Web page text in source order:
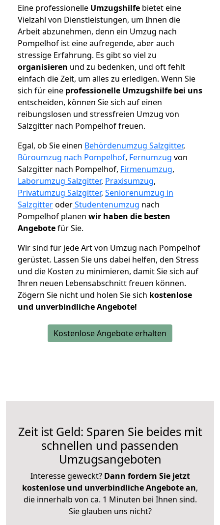
Eine professionelle Umzugshilfe bietet eine
Vielzahl von Dienstleistungen, um Ihnen die
Arbeit abzunehmen, denn ein Umzug nach
Pompelhof ist eine aufregende, aber auch
stressige Erfahrung. Es gibt so viel zu
organisieren und zu bedenken, und oft fehlt
einfach die Zeit, um alles zu erledigen. Wenn Sie
sich für eine professionelle Umzugshilfe bei uns
entscheiden, können Sie sich auf einen
reibungslosen und stressfreien Umzug von
Salzgitter nach Pompelhof freuen.
Egal, ob Sie einen Behördenumzug Salzgitter,
Büroumzug nach Pompelhof, Fernumzug von
Salzgitter nach Pompelhof, Firmenumzug,
Laborumzug Salzgitter, Praxisumzug,
Privatumzug Salzgitter, Seniorenumzug in
SalzgitteroderStudentenumzug nach
Pompelhof planen wir haben die besten
Angebotefür Sie.
Wir sind für jede Art von Umzug nach Pompelhof
gerüstet. Lassen Sie uns dabei helfen, den Stress
und die Kosten zu minimieren, damit Sie sich auf
Ihren neuen Lebensabschnitt freuen können.
Zögern Sie nicht und holen Sie sich kostenlose
und unverbindliche Angebote!
Kostenlose Angebote erhalten
Zeit ist Geld: Sparen Sie beides mit
schnellen und passenden
Umzugsangeboten
Interesse geweckt? Dann fordern Sie jetzt
kostenlose und unverbindliche Angebote an,
die innerhalb von ca. 1 Minuten bei Ihnen sind.
Sie glauben uns nicht?